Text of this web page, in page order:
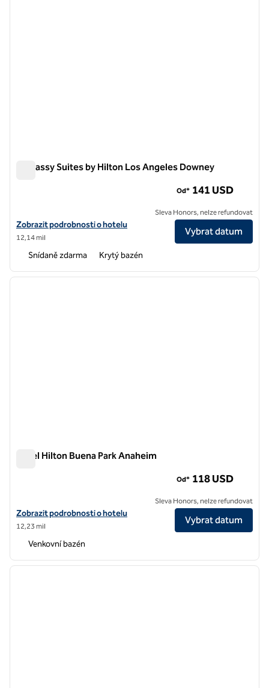
Embassy Suites by Hilton Los Angeles Downey
Zobrazit podrobnosti o hotelu Embassy Suites by Hilton Los
Zobrazit podrobnosti o hotelu
12,14 mil
Od* 141 USD
Sleva Honors, nelze refundovat
Vybrat datum
Snídaně zdarma Krytý bazén
1 z 12
další
Hotel Hilton Buena Park Anaheim
Zobrazit podrobnosti o hotelu Hilton Buena Park Anaheim
Zobrazit podrobnosti o hotelu
12,23 mil
Od* 118 USD
Sleva Honors, nelze refundovat
Vybrat datum
Venkovní bazén
1 z 12
další